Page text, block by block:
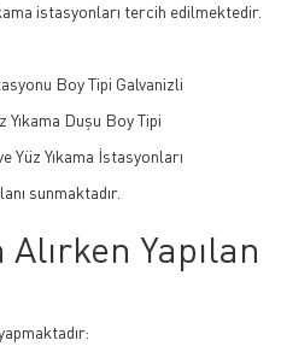
istasyonları tercih edilmektedir.
Boy Tipi Galvanizli
Yıkama Duşu Boy Tipi
Yüz Yıkama İstasyonları
sunmaktadır.
Yapılan